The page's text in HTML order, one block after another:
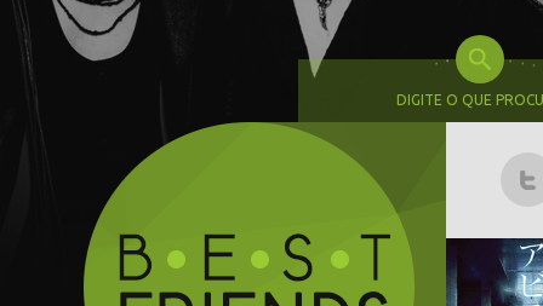
DIGITE O QUE